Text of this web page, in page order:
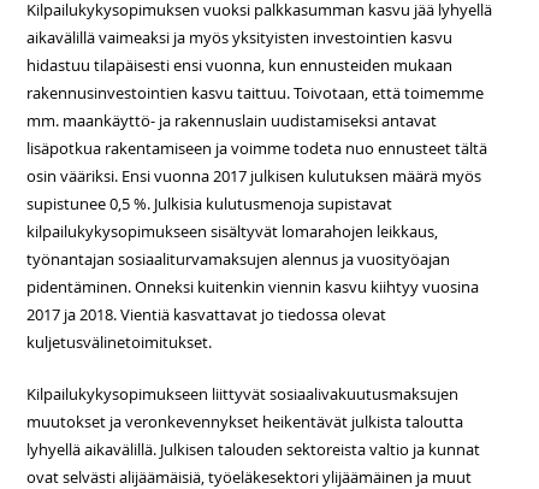
Kilpailukykysopimuksen vuoksi palkkasumman kasvu jää lyhyellä
aikavälillä vaimeaksi ja myös yksityisten investointien kasvu
hidastuu tilapäisesti ensi vuonna, kun ennusteiden mukaan
rakennusinvestointien kasvu taittuu. Toivotaan, että toimemme
mm. maankäyttö- ja rakennuslain uudistamiseksi antavat
lisäpotkua rakentamiseen ja voimme todeta nuo ennusteet tältä
osin vääriksi. Ensi vuonna 2017 julkisen kulutuksen määrä myös
supistunee 0,5 %. Julkisia kulutusmenoja supistavat
kilpailukykysopimukseen sisältyvät lomarahojen leikkaus,
työnantajan sosiaaliturvamaksujen alennus ja vuosityöajan
pidentäminen. Onneksi kuitenkin viennin kasvu kiihtyy vuosina
2017 ja 2018. Vientiä kasvattavat jo tiedossa olevat
kuljetusvälinetoimitukset.
Kilpailukykysopimukseen liittyvät sosiaalivakuutusmaksujen
muutokset ja veronkevennykset heikentävät julkista taloutta
lyhyellä aikavälillä. Julkisen talouden sektoreista valtio ja kunnat
ovat selvästi alijäämäisiä, työeläkesektori ylijäämäinen ja muut